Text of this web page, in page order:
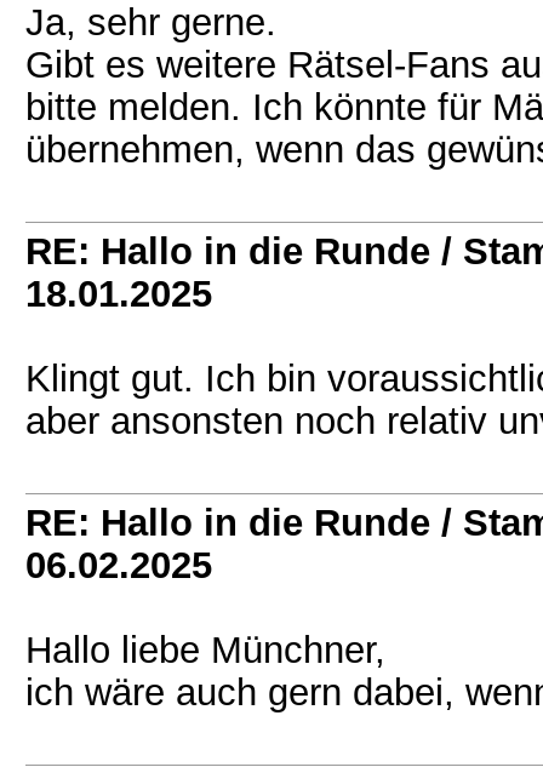
Ja, sehr gerne.
Gibt es weitere Rätsel-Fans
bitte melden. Ich könnte für
übernehmen, wenn das
RE: Hallo in die Runde /
18.01.2025
Klingt gut. Ich bin
aber ansonsten noch relativ
RE: Hallo in die Runde /
06.02.2025
Hallo liebe Münchner,
ich wäre auch gern dabei,